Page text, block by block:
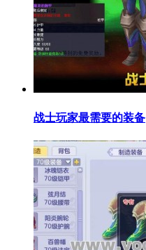
战士玩家最需要的装备